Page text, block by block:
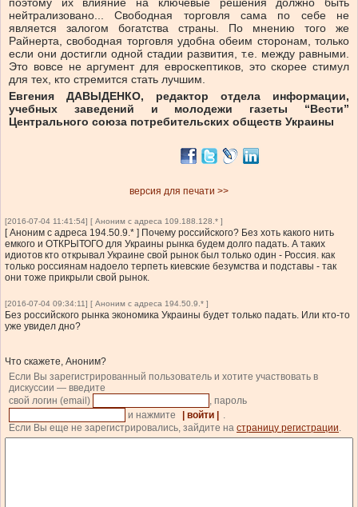
поэтому их влияние на ключевые решения должно быть
нейтрализовано... Свободная торговля сама по себе не
является залогом богатства страны. По мнению того же
Райнерта, свободная торговля удобна обеим сторонам, только
если они достигли одной стадии развития, т.е. между равными.
Это вовсе не аргумент для евроскептиков, это скорее стимул
для тех, кто стремится стать лучшим.
Евгения ДАВЫДЕНКО, редактор отдела информации,
учебных заведений и молодежи газеты “Вести”
Центрального союза потребительских обществ Украины
версия для печати >>
[2016-07-04 11:41:54] [ Аноним с адреса 109.188.128.* ]
[ Аноним с адреса 194.50.9.* ] Почему российского? Без хоть какого нить
емкого и ОТКРЫТОГО для Украины рынка будем долго падать. А таких
идиотов кто открывал Украине свой рынок был только один - Россия. как
только россиянам надоело терпеть киевские безумства и подставы - так
они тоже прикрыли свой рынок.
[2016-07-04 09:34:11] [ Аноним с адреса 194.50.9.* ]
Без российского рынка экономика Украины будет только падать. Или кто-то
уже увидел дно?
Что скажете, Аноним?
Если Вы зарегистрированный пользователь и хотите участвовать в
дискуссии — введите
свой логин (email)
, пароль
и нажмите
| войти |
.
Если Вы еще не зарегистрировались, зайдите на страницу регистрации.